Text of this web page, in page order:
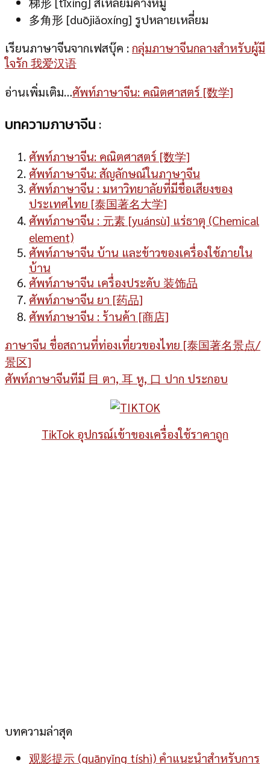
多角形 [duōjiǎoxíng] รูปหลายเหลี่ยม
เรียนภาษาจีนจากเฟสบุ๊ค : กลุ่มภาษาจีนกลางสำหรับผู้มี
ใจรัก 我爱汉语
อ่านเพิ่มเติม…ศัพท์ภาษาจีน: คณิตศาสตร์ [数学]
บทความภาษาจีน :
ศัพท์ภาษาจีน: คณิตศาสตร์ [数学]
ศัพท์ภาษาจีน: สัญลักษณ์ในภาษาจีน
ศัพท์ภาษาจีน : มหาวิทยาลัยที่มีชื่อเสียงของ
ประเทศไทย [泰国著名大学]
ศัพท์ภาษาจีน : 元素 [yuánsù] แร่ธาตุ (Chemical
element)
ศัพท์ภาษาจีน บ้าน และข้าวของเครื่องใช้ภายใน
บ้าน
ศัพท์ภาษาจีน เครื่องประดับ 装饰品
ศัพท์ภาษาจีน ยา [药品]
ศัพท์ภาษาจีน : ร้านค้า [商店]
ภาษาจีน ชื่อสถานที่ท่องเที่ยวของไทย [泰国著名景点/
景区]
ศัพท์ภาษาจีนทีมี 目 ตา, 耳 หู, 口 ปาก ประกอบ
TikTok อุปกรณ์เข้าของเครื่องใช้ราคาถูก
บทความล่าสุด
观影提示 (guānyǐng tíshì) คำแนะนำสำหรับการ